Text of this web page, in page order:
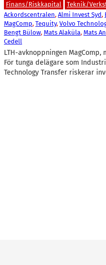
Finans/Riskkapital Teknik/
Ackordscentralen, Almi Invest Syd,
MagComp, Tequity, Volvo
Bengt Bülow, Mats Alaküla, Mats
Cedell
LTH-avknoppningen
För tunga delägare som
Technology Transfer riskerar